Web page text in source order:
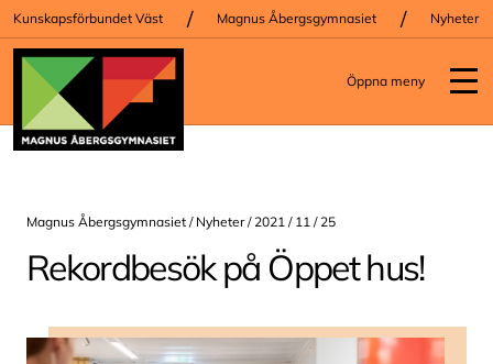
Kunskapsförbundet Väst / Magnus Åbergsgymnasiet / Nyheter
Öppna meny
Magnus Åbergsgymnasiet / Nyheter/ 2021 / 11 / 25
Rekordbesök på Öppet hus!